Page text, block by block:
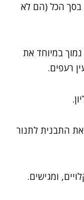
מכל הצדדים, כ-7 דקות בסך הכל (הם לא
במיוחד את
רעפים.
התבנית לתנור
ומגישים.